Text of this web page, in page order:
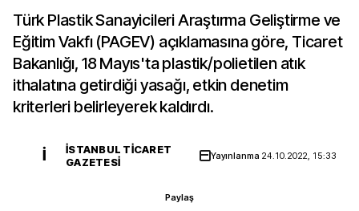
Türk Plastik Sanayicileri Araştırma Geliştirme ve
Eğitim Vakfı (PAGEV) açıklamasına göre, Ticaret
Bakanlığı, 18 Mayıs'ta plastik/polietilen atık
ithalatına getirdiği yasağı, etkin denetim
kriterleri belirleyerek kaldırdı.
İ
İSTANBUL TICARET
GAZETESI
Yayınlanma 24.10.2022, 15:33
Paylaş